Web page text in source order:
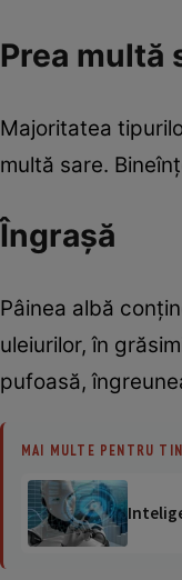
Prea multă
Majoritatea
multă sare.
Îngraşă
Pâinea albă
uleiurilor, în
pufoasă,
MAI MULTE PENTRU